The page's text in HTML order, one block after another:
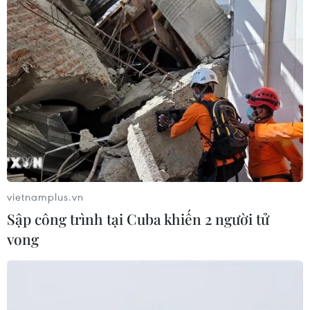
28/04/2021 04:08
Lực lượng cảnh sát giao thông của Công an Hà Nội,
Công an Thành phố Hồ Chí Minh đã triển khai xây
dựng phương án, bố trí lực lượng, phương tiện phòng
ngừa, phân luồng, giải quyết ùn tắc giao thông.
vietnamplus.vn
Sập công trình tại Cuba khiến 2 người tử
vong